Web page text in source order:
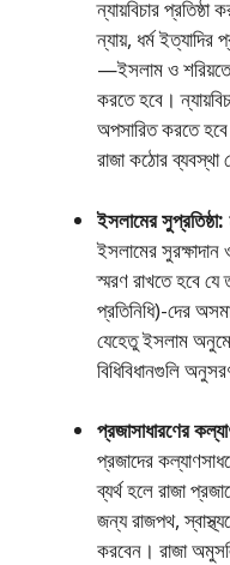
ন্যায়বিচার
ন্যায়, ধর্ম ইত্যাদির
—ইসলাম ও
করতে হবে।
অপসারিত করতে
রাজা কঠোর ব্যবস্থা
ইসলামের সুপ্রতিষ্ঠা:
ইসলামের সুরক্ষাদান
স্মরণ রাখতে হবে
প্রতিনিধি)-দের
যেহেতু ইসলাম
বিধিবিধানগুলি
প্রজাসাধারণের
প্রজাদের
ব্যর্থ হলে রাজা
জন্য রাজপথ,
করবেন। রাজা